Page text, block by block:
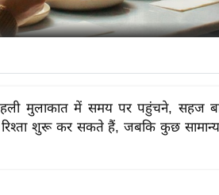
मुलाकात में समय पर पहुंचने, सहज
शुरू कर सकते हैं, जबकि कुछ